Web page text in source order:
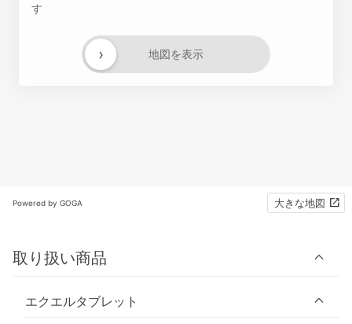
す
地図を表示
›
Powered by GOGA 大きな地図
取り扱い商品
エクエルタブレット